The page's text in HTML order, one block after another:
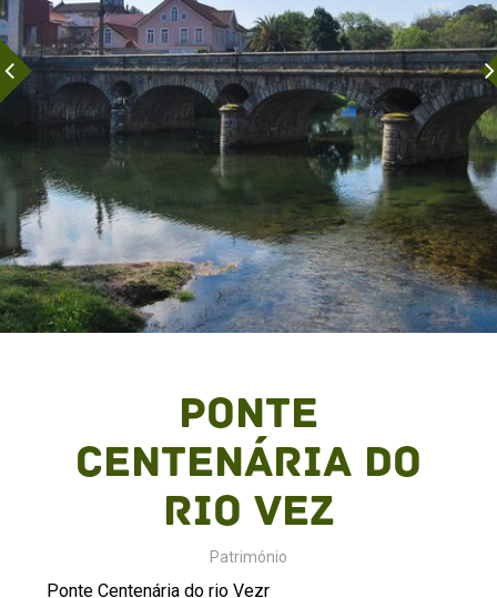
Ponte
Centenária do
rio Vez
Património
Ponte Centenária do rio Vezr